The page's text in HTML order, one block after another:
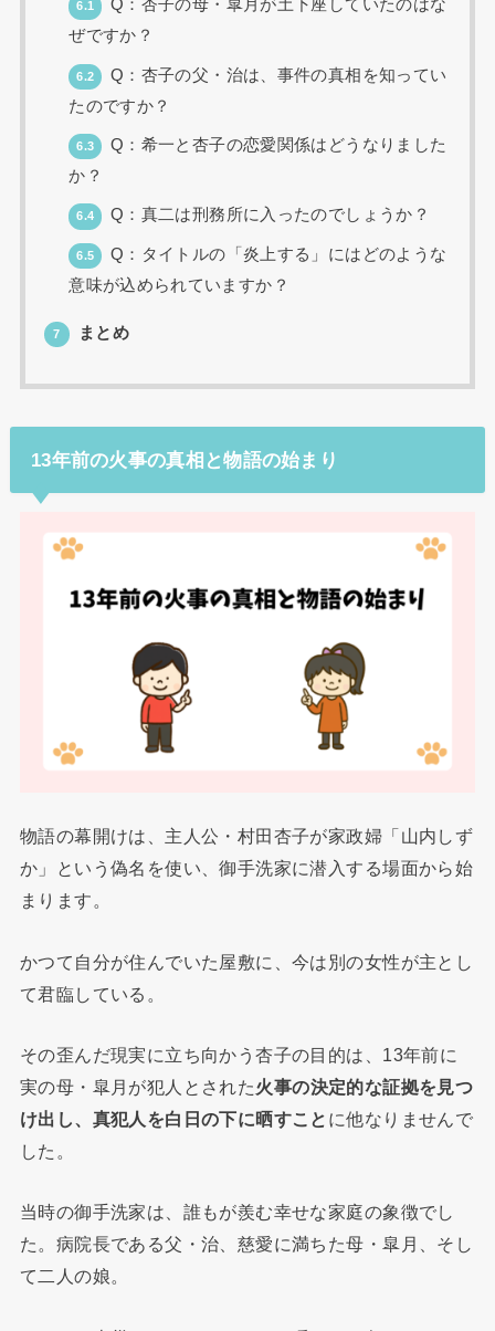
6.1
Q：杏子の母・皐月が土下座していたのはな
ぜですか？
6.2
Q：杏子の父・治は、事件の真相を知ってい
たのですか？
6.3
Q：希一と杏子の恋愛関係はどうなりました
か？
6.4 Q：真二は刑務所に入ったのでしょうか？
6.5
Q：タイトルの「炎上する」にはどのような
意味が込められていますか？
7 まとめ
13年前の火事の真相と物語の始まり
物語の幕開けは、主人公・村田杏子が家政婦「山内しず
か」という偽名を使い、御手洗家に潜入する場面から始
まります。
かつて自分が住んでいた屋敷に、今は別の女性が主とし
て君臨している。
その歪んだ現実に立ち向かう杏子の目的は、13年前に
実の母・皐月が犯人とされた火事の決定的な証拠を見つ
け出し、真犯人を白日の下に晒すこと に他なりませんで
した。
当時の御手洗家は、誰もが羨む幸せな家庭の象徴でし
た。病院長である父・治、慈愛に満ちた母・皐月、そし
て二人の娘。